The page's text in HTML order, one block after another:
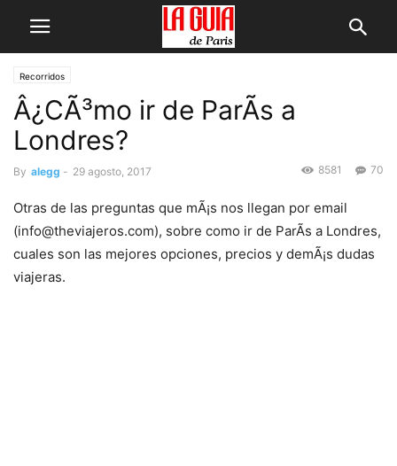
Recorridos
Â¿CÃ³mo ir de ParÃ­s a
Londres?
By alegg - 29 agosto, 2017 70
8581
Otras de las preguntas que mÃ¡s nos llegan por email
(info@theviajeros.com), sobre como ir de ParÃ­s a Londres,
cuales son las mejores opciones, precios y demÃ¡s dudas
viajeras.